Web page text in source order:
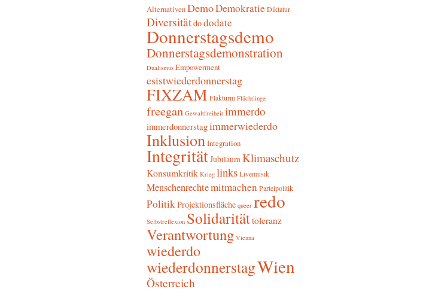
AlternativenDemoDemokratie Diktatur
Diversitätdododate
Donnerstagsdemo
Donnerstagsdemonstration
Dualismus Empowerment
esistwiederdonnerstag
FIXZAM Flakturm Flüchtlinge
freegan Gewaltfreiheit immerdo
immerdonnerstagimmerwiederdo
InklusionIntegration
IntegritätJubiläumKlimaschutz
Konsumkritik Krieg linksLivemusik
Menschenrechtemitmachen Parteipolitik
PolitikProjektionsfläche queer redo
Selbstreflexion Solidaritättoleranz
Verantwortung Vienna
wiederdo
wiederdonnerstagWien
Österreich